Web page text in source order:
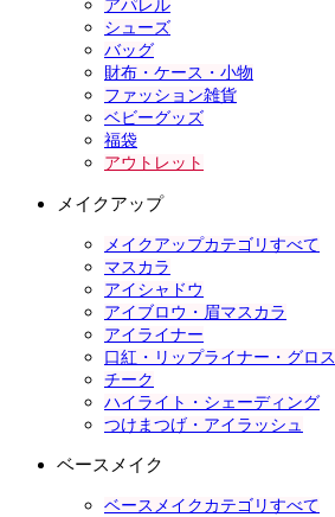
アパレル
シューズ
バッグ
財布・ケース・小物
ファッション雑貨
ベビーグッズ
福袋
アウトレット
メイクアップ
メイクアップカテゴリすべて
マスカラ
アイシャドウ
アイブロウ・眉マスカラ
アイライナー
口紅・リップライナー・グロス
チーク
ハイライト・シェーディング
つけまつげ・アイラッシュ
ベースメイク
ベースメイクカテゴリすべて